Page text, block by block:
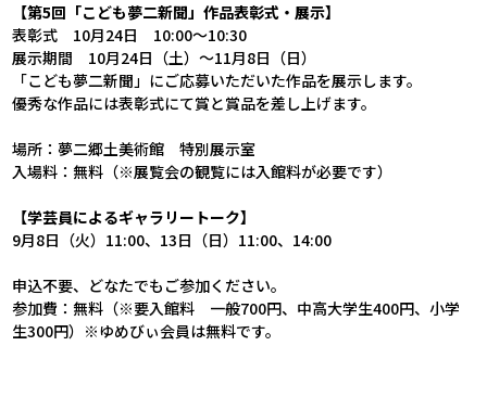
【第5回「こども夢二新聞」作品表彰式・展示】
表彰式 10月24日 10:00～10:30
展示期間 10月24日（土）～11月8日（日）
「こども夢二新聞」にご応募いただいた作品を展示します。
優秀な作品には表彰式にて賞と賞品を差し上げます。
場所：夢二郷土美術館 特別展示室
入場料：無料（※展覧会の観覧には入館料が必要です）
【学芸員によるギャラリートーク】
9月8日（火）11:00、13日（日）11:00、14:00
申込不要、どなたでもご参加ください。
参加費：無料（※要入館料 一般700円、中高大学生400円、小学
生300円）※ゆめびぃ会員は無料です。